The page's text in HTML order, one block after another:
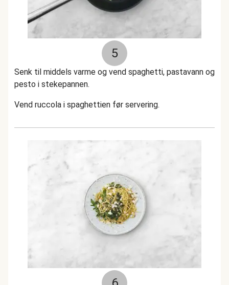
5
Senk til middels varme og vend spaghetti, pastavann og
pesto i stekepannen.
Vend ruccola i spaghettien før servering.